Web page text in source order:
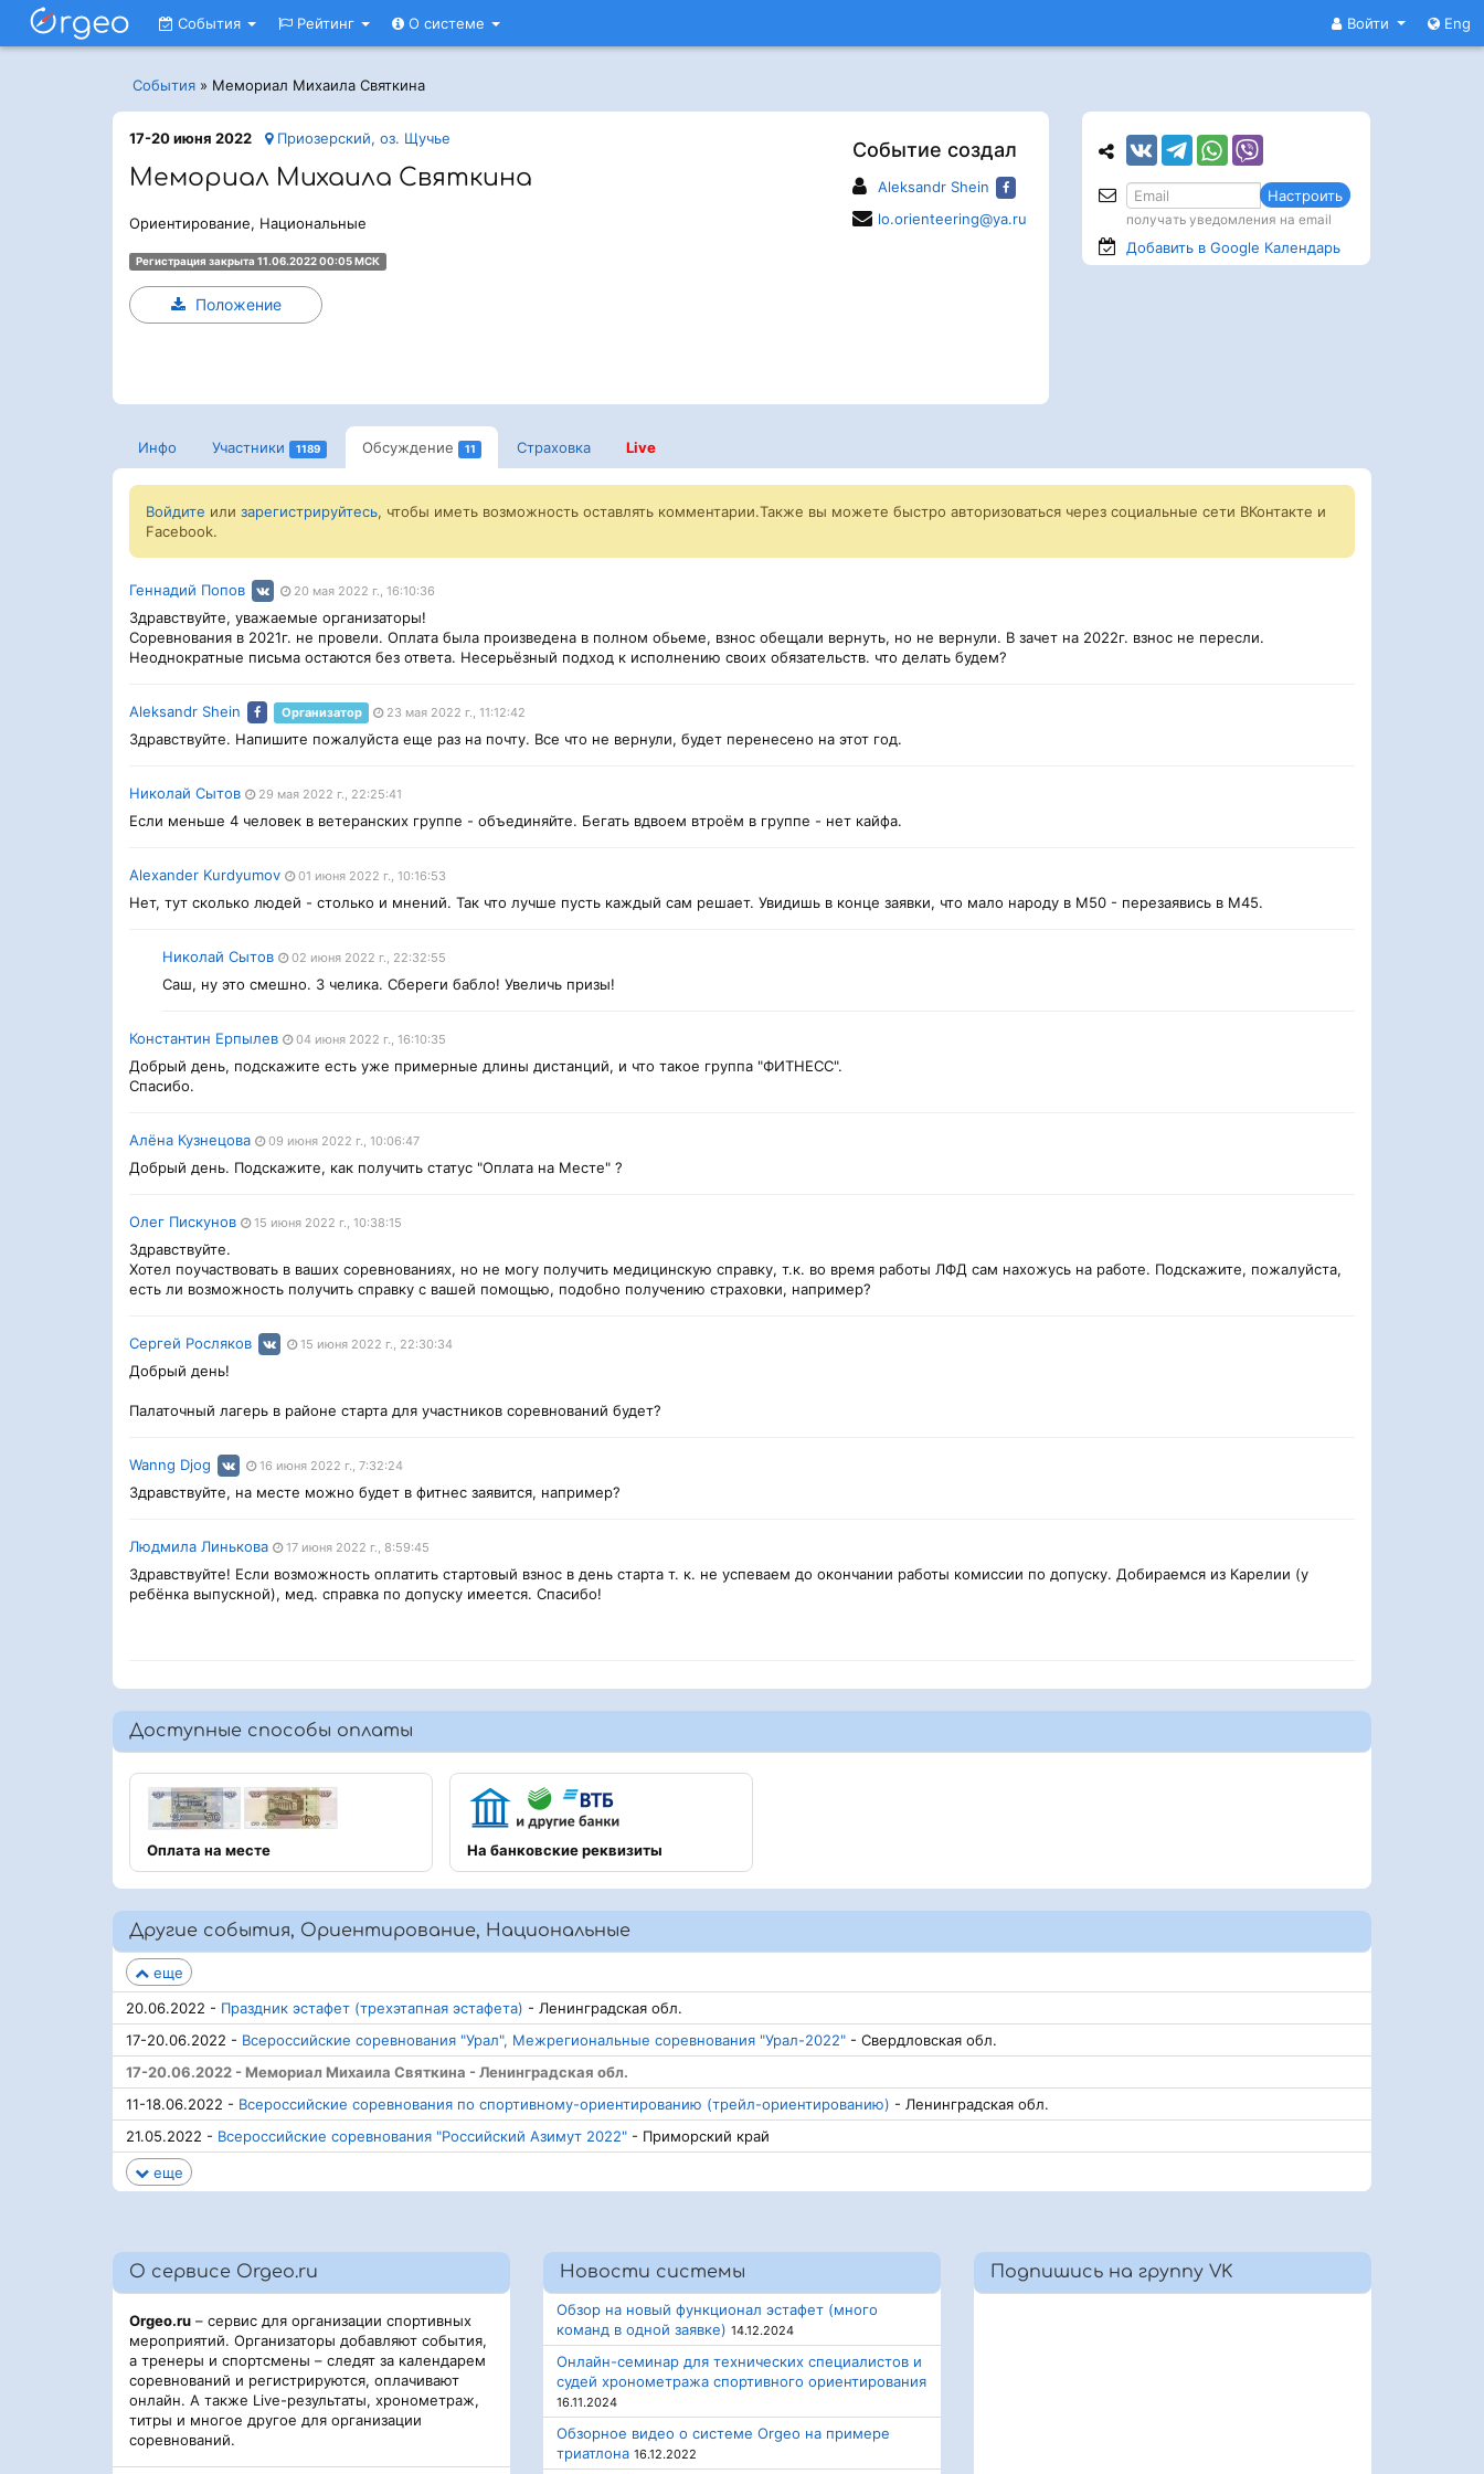
Войти Eng
События Рейтинг О системе
События » Мемориал Михаила Святкина
Событие создал
Aleksandr Shein
lo.orienteering@ya.ru
17-20 июня 2022 Приозерский, oз. Щучье
Мемориал Михаила Святкина
Ориентирование, Национальные
Регистрация закрыта 11.06.2022 00:05 МСК
Положение
Инфо Участники 1189 Обсуждение 11 Страховка Live
Войдите или зарегистрируйтесь, чтобы иметь возможность оставлять комментарии.Также вы можете быстро авторизоваться через социальные сети ВКонтакте и
Facebook.
Геннадий Попов 20 мая 2022 г., 16:10:36
Здравствуйте, уважаемые организаторы!
Соревнования в 2021г. не провели. Оплата была произведена в полном обьеме, взнос обещали вернуть, но не вернули. В зачет на 2022г. взнос не пересли.
Неоднократные письма остаются без ответа. Несерьёзный подход к исполнению своих обязательств. что делать будем?
Aleksandr Shein Организатор 23 мая 2022 г., 11:12:42
Здравствуйте. Напишите пожалуйста еще раз на почту. Все что не вернули, будет перенесено на этот год.
Николай Сытов 29 мая 2022 г., 22:25:41
Если меньше 4 человек в ветеранских группе - объединяйте. Бегать вдвоем втроём в группе - нет кайфа.
Alexander Kurdyumov 01 июня 2022 г., 10:16:53
Нет, тут сколько людей - столько и мнений. Так что лучше пусть каждый сам решает. Увидишь в конце заявки, что мало народу в М50 - перезаявись в М45.
Николай Сытов 02 июня 2022 г., 22:32:55
Саш, ну это смешно. 3 челика. Сбереги бабло! Увеличь призы!
Константин Ерпылев 04 июня 2022 г., 16:10:35
Добрый день, подскажите есть уже примерные длины дистанций, и что такое группа "ФИТНЕСС".
Спасибо.
Алёна Кузнецова 09 июня 2022 г., 10:06:47
Добрый день. Подскажите, как получить статус "Оплата на Месте" ?
Олег Пискунов 15 июня 2022 г., 10:38:15
Здравствуйте.
Хотел поучаствовать в ваших соревнованиях, но не могу получить медицинскую справку, т.к. во время работы ЛФД сам нахожусь на работе. Подскажите, пожалуйста,
есть ли возможность получить справку с вашей помощью, подобно получению страховки, например?
Сергей Росляков 15 июня 2022 г., 22:30:34
Добрый день!
Палаточный лагерь в районе старта для участников соревнований будет?
Wanng Djog 16 июня 2022 г., 7:32:24
Здравствуйте, на месте можно будет в фитнес заявится, например?
Людмила Линькова 17 июня 2022 г., 8:59:45
Здравствуйте! Если возможность оплатить стартовый взнос в день старта т. к. не успеваем до окончании работы комиссии по допуску. Добираемся из Карелии (у
ребёнка выпускной), мед. справка по допуску имеется. Спасибо!
Доступные способы оплаты
Оплата на месте На банковские реквизиты
Другие события, Ориентирование, Национальные
еще
20.06.2022 - Праздник эстафет (трехэтапная эстафета) - Ленинградская обл.
17-20.06.2022 - Всероссийские соревнования "Урал", Межрегиональные соревнования "Урал-2022" - Свердловская обл.
17-20.06.2022 - Мемориал Михаила Святкина - Ленинградская обл.
11-18.06.2022 - Всероссийские соревнования по спортивному-ориентированию (трейл-ориентированию) - Ленинградская обл.
21.05.2022 - Всероссийские соревнования "Российский Азимут 2022" - Приморский край
еще
Настроить
получать уведомления на email
Добавить в Google Календарь
О сервисе Orgeo.ru
Orgeo.ru – сервис для организации спортивных
мероприятий. Организаторы добавляют события,
а тренеры и спортсмены – следят за календарем
соревнований и регистрируются, оплачивают
онлайн. А также Live-результаты, хронометраж,
титры и многое другое для организации
соревнований.
Новости системы
Обзор на новый функционал эстафет (много
команд в одной заявке) 14.12.2024
Онлайн-семинар для технических специалистов и
судей хронометража спортивного ориентирования
16.11.2024
Обзорное видео о системе Orgeo на примере
триатлона 16.12.2022
Подпишись на группу VK